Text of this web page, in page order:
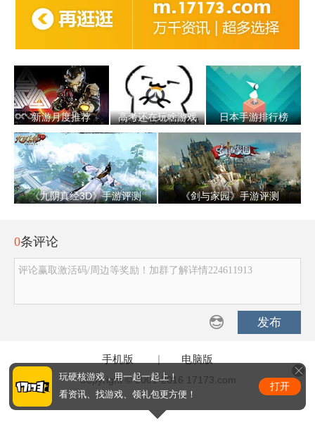
新游月度推荐 高考还在玩啥游戏 日本手游排行榜
《九阴真经3D》手游评测 《剑与家园》手游评测
0条评论
评论赢取激活码/周边等奖励！加群了解详情224611913
发布
手机版 | 电脑版
Copyright © 2001-2016 17173.com
玩硬核游戏，用一起一起上！
看资讯、找游戏、领礼包更方便！
打开